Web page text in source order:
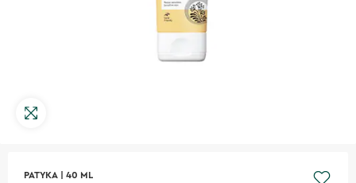
PATYKA 40 ML